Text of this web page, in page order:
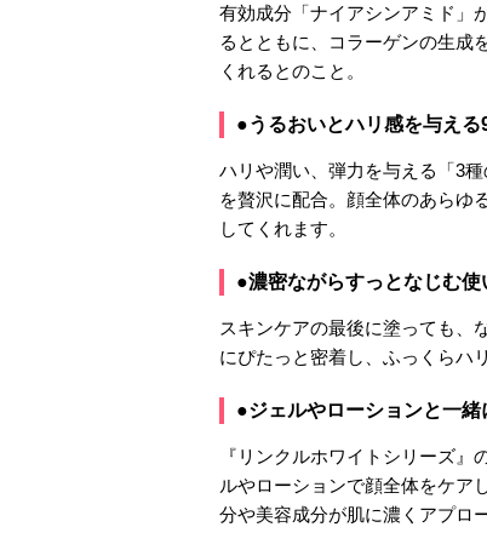
有効成分「ナイアシンアミド」
るとともに、コラーゲンの生成
くれるとのこと。
●うるおいとハリ感を与え
ハリや潤い、弾力を与える「3
を贅沢に配合。顔全体のあらゆ
してくれます。
●濃密ながらすっとなじむ使
スキンケアの最後に塗っても、
にぴたっと密着し、ふっくらハ
●ジェルやローションと一
『リンクルホワイトシリーズ
ルやローションで顔全体をケア
分や美容成分が肌に濃くアプロ